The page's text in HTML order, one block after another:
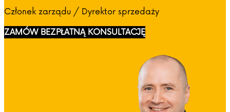
Członek zarządu / Dyrektor sprzedaży
ZAMÓW BEZPŁATNĄ KONSULTACJĘ